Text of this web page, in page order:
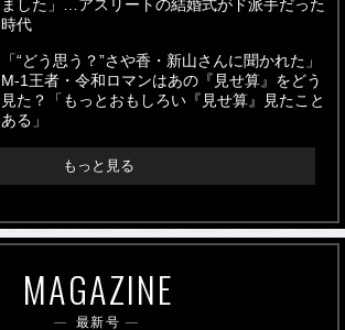
ました」…アスリートの結婚式がド派手だった
時代
「“どう思う？”さや香・新山さんに聞かれた」
M-1王者・令和ロマンはあの『見せ算』をどう
見た？「もっとおもしろい『見せ算』見たこと
ある」
もっと見る
MAGAZINE
最新号